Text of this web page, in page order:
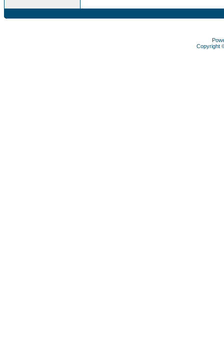
Copyright